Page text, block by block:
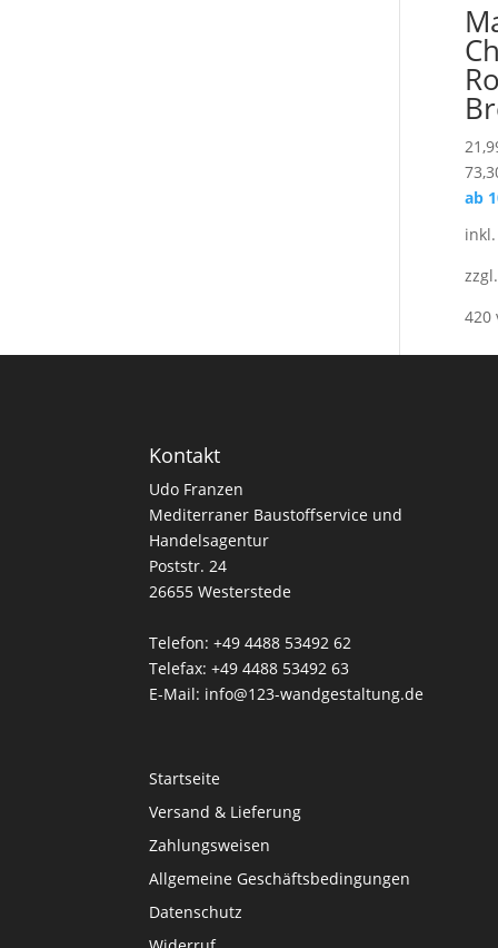
ab
zzgl.
420
Kontakt
Udo Franzen
Mediterraner Baustoffservice und
Handelsagentur
Poststr. 24
26655 Westerstede
Telefon: +49 4488 53492 62
Telefax: +49 4488 53492 63
E-Mail: info@123-wandgestaltung.de
Startseite
Versand & Lieferung
Zahlungsweisen
Allgemeine Geschäftsbedingungen
Datenschutz